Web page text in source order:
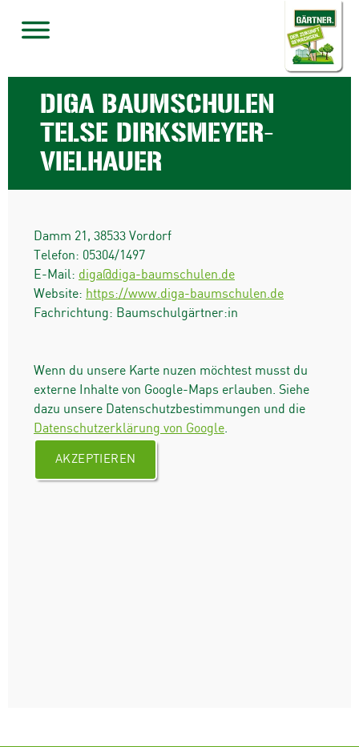
DIGA BAUMSCHULEN
TELSE DIRKSMEYER-
VIELHAUER
Damm 21 , 38533 Vordorf
Telefon: 05304/1497
E-Mail: diga@diga-baumschulen.de
Website: https://www.diga-baumschulen.de
Fachrichtung: Baumschulgärtner:in
Wenn du unsere Karte nuzen möchtest musst du
externe Inhalte von Google-Maps erlauben. Siehe
dazu unsere Datenschutzbestimmungen und die
Datenschutzerklärung von Google.
AKZEPTIEREN